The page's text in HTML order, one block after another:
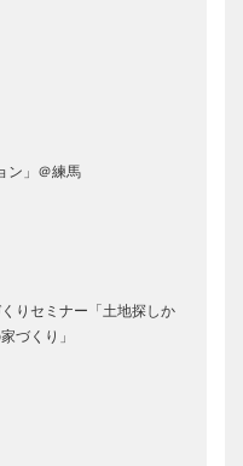
ン」＠練馬
りセミナー「土地探しか
づくり」